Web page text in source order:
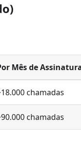
Mês de
chamadas
chamadas